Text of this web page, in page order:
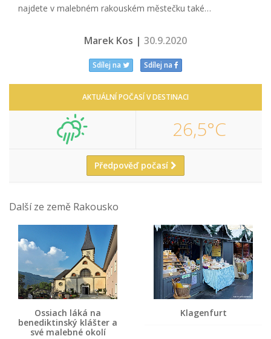
najdete v malebném rakouském městečku také…
Marek Kos | 30.9.2020
Sdílej na Sdílej na
AKTUÁLNÍ POČASÍ V DESTINACI
26,5°C
Předpověď počasí
Další ze země Rakousko
Ossiach láká na
benediktinský klášter a
své malebné okolí
Klagenfurt